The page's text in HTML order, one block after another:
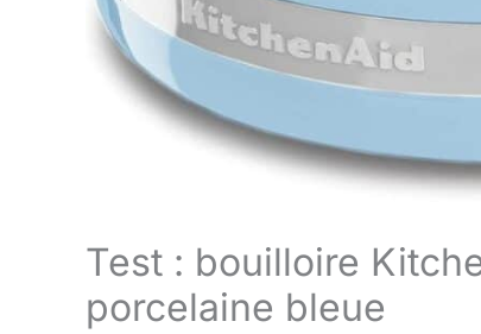
Test : bouilloire
porcelaine bleue